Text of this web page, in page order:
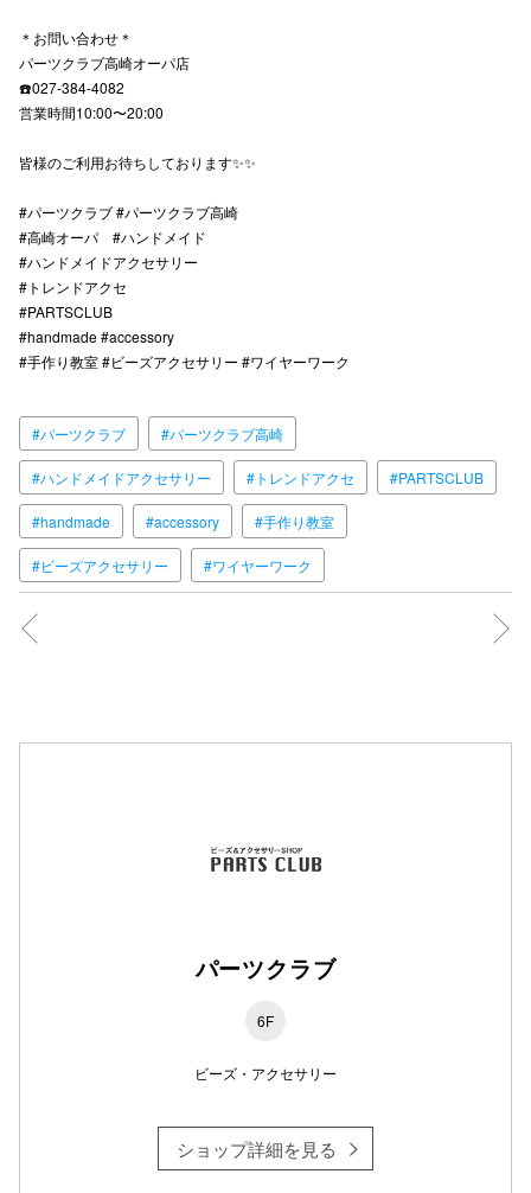
＊お問い合わせ＊
パーツクラブ高崎オーパ店
☎️027-384-4082
営業時間10:00〜20:00
皆様のご利用お待ちしております✨✨
#パーツクラブ #パーツクラブ高崎
#高崎オーパ #ハンドメイド
#ハンドメイドアクセサリー
#トレンドアクセ
#PARTSCLUB
#handmade #accessory
#手作り教室 #ビーズアクセサリー #ワイヤーワーク
#パーツクラブ #パーツクラブ高崎
#ハンドメイドアクセサリー #トレンドアクセ #PARTSCLUB
#handmade #accessory #手作り教室
#ビーズアクセサリー #ワイヤーワーク
パーツクラブ
6F
ビーズ・アクセサリー
ショップ詳細を見る